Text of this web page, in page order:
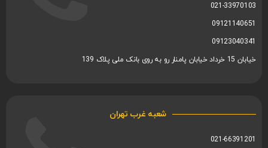
021-33970103
09121140651
09123040341
خیابان 15 خرداد خیابان پامنار رو به روی بانک ملی پلاک 139
شعبه غرب تهران
021-66391201